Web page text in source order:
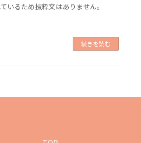
いるため抜粋文はありません。
続きを読む